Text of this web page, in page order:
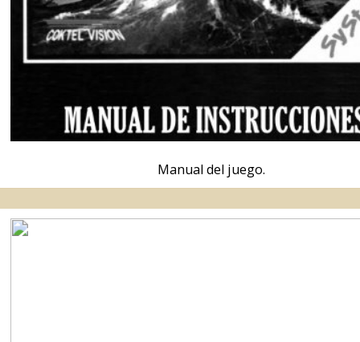
Libro de pistas, en inglés.Descargar